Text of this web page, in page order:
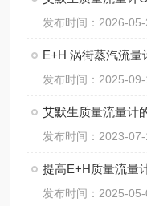
发布时间：2026-05-
E+H 涡街蒸汽流量
发布时间：2025-09-
艾默生质量流量计
发布时间：2023-07-
提高E+H质量流量
发布时间：2025-05-